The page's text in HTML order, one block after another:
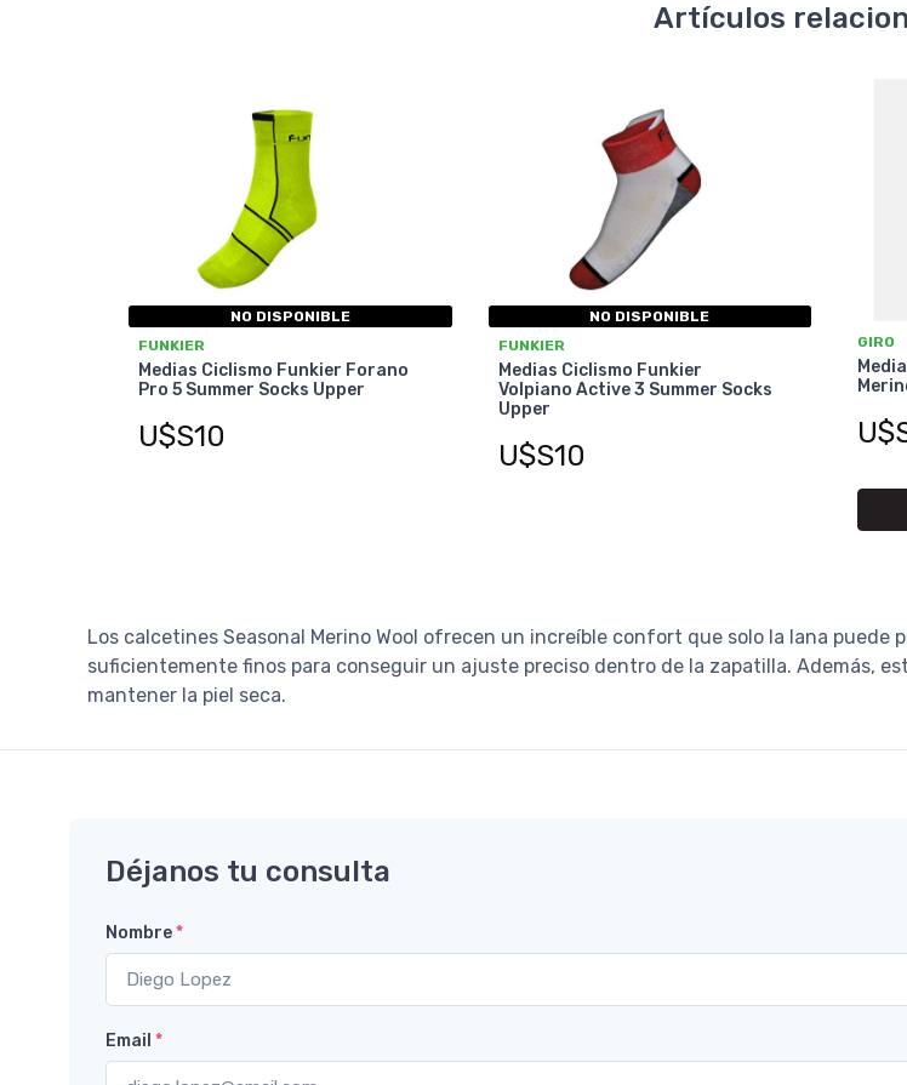
Artículos
NO DISPONIBLE
FUNKIER
Medias Ciclismo Funkier Forano
Pro 5 Summer Socks Upper
U$S10
NO DISPONIBLE
FUNKIER
Medias Ciclismo Funkier
Volpiano Active 3 Summer Socks
Upper
U$S10
GIRO
Los calcetines Seasonal Merino Wool ofrecen un increíble confort que solo la lana puede
suficientemente finos para conseguir un ajuste preciso dentro de la zapatilla. Además,
mantener la piel seca.
Déjanos tu consulta
Nombre*
Email *